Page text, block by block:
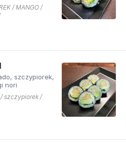
/ MANGO /
szczypiorek,
nori
szczypiorek /